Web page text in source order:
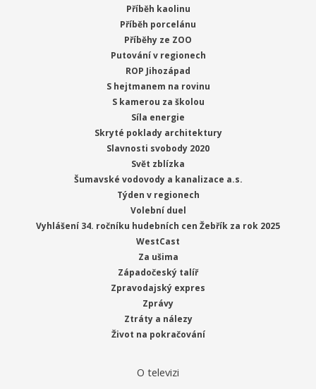
Příběh kaolinu
Příběh porcelánu
Příběhy ze ZOO
Putování v regionech
ROP Jihozápad
S hejtmanem na rovinu
S kamerou za školou
Síla energie
Skryté poklady architektury
Slavnosti svobody 2020
Svět zblízka
Šumavské vodovody a kanalizace a.s.
Týden v regionech
Volební duel
Vyhlášení 34. ročníku hudebních cen Žebřík za rok 2025
WestCast
Za ušima
Západočeský talíř
Zpravodajský expres
Zprávy
Ztráty a nálezy
Život na pokračování
O televizi